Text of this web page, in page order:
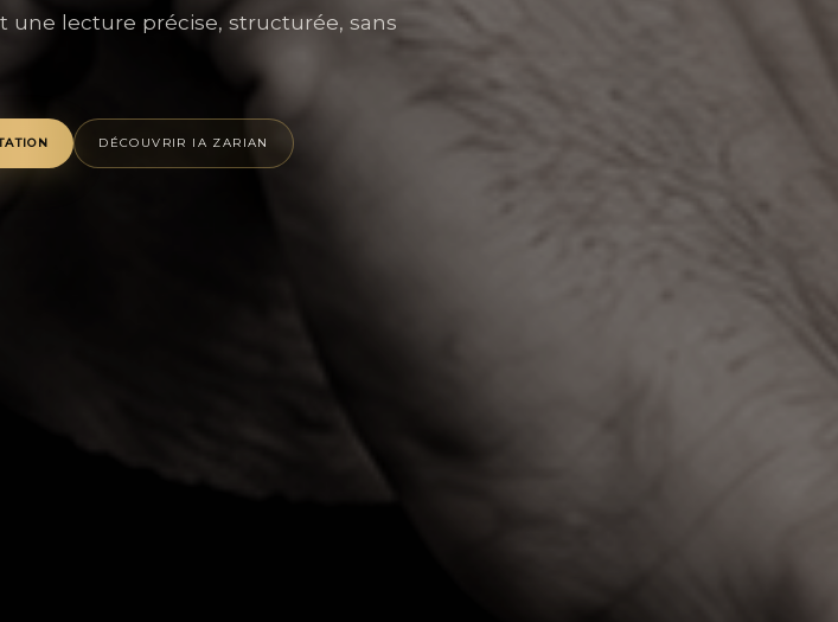
une lecture précise, structurée, sans
DÉCOUVRIR IA ZARIAN